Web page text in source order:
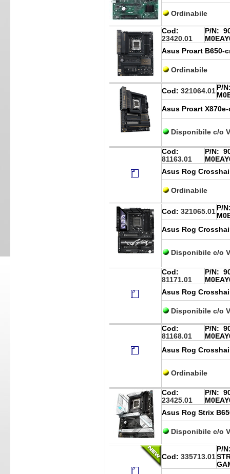
Ordinabile
Cod:
23420.01
P/N:
Asus Proart B650-
Ordinabile
Cod: 321064.01 P/
Asus Proart
Disponibile c/o
Cod:
81163.01
P/N:
Asus Rog
Ordinabile
Cod: 321065.01 P/
Asus Rog
Disponibile c/o
Cod:
81171.01
P/N:
Asus Rog
Disponibile c/o
Cod:
81168.01
P/N:
Asus Rog
Ordinabile
Cod:
23425.01
P/N:
Asus Rog Strix
Disponibile c/o
Cod: 335713.01
P/